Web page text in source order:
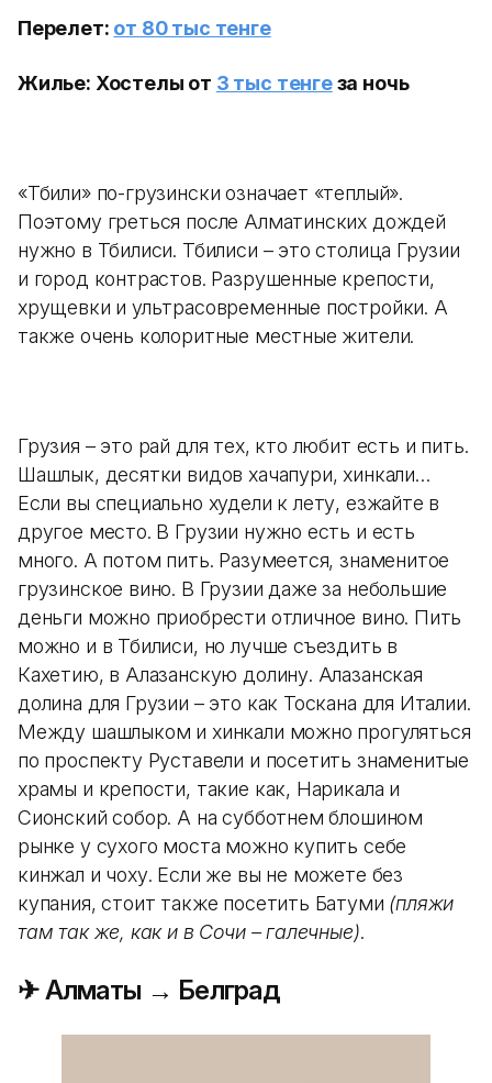
Перелет: от 80 тыс тенге
Жилье: Хостелы от 3 тыс тенгеза ночь
«Тбили» по-грузински означает «теплый».
Поэтому греться после Алматинских дождей
нужно в Тбилиси. Тбилиси – это столица Грузии
и город контрастов. Разрушенные крепости,
хрущевки и ультрасовременные постройки. А
также очень колоритные местные жители.
Грузия – это рай для тех, кто любит есть и пить.
Шашлык, десятки видов хачапури, хинкали…
Если вы специально худели к лету, езжайте в
другое место. В Грузии нужно есть и есть
много. А потом пить. Разумеется, знаменитое
грузинское вино. В Грузии даже за небольшие
деньги можно приобрести отличное вино. Пить
можно и в Тбилиси, но лучше съездить в
Кахетию, в Алазанскую долину. Алазанская
долина для Грузии – это как Тоскана для Италии.
Между шашлыком и хинкали можно прогуляться
по проспекту Руставели и посетить знаменитые
храмы и крепости, такие как, Нарикала и
Сионский собор. А на субботнем блошином
рынке у сухого моста можно купить себе
кинжал и чоху. Если же вы не можете без
купания, стоит также посетить Батуми (пляжи
там так же, как и в Сочи – галечные).
✈ Алматы → Белград